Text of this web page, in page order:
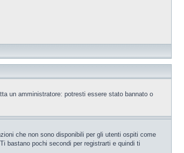
un amministratore: potresti essere stato bannato o
che non sono disponibili per gli utenti ospiti come
bastano pochi secondi per registrarti e quindi ti